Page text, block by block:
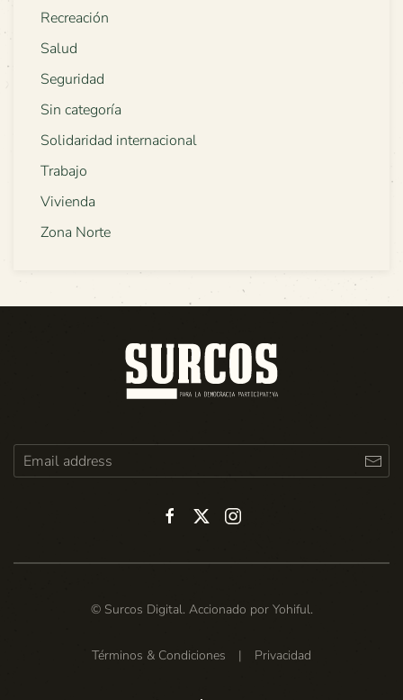
Recreación
Salud
Seguridad
Sin categoría
Solidaridad internacional
Trabajo
Vivienda
Zona Norte
© Surcos Digital. Accionado por Yohiful.
Términos & Condiciones | Privacidad